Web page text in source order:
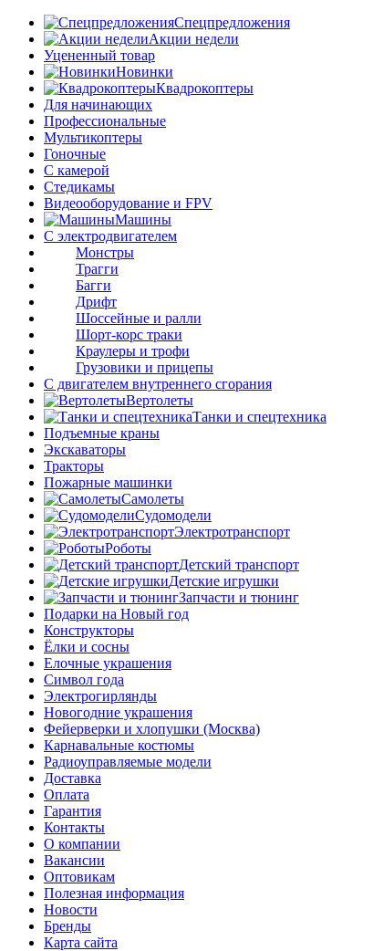
Спецпредложения
Акции недели
Уцененный товар
Новинки
Квадрокоптеры
Для начинающих
Профессиональные
Мультикоптеры
Гоночные
C камерой
Стедикамы
Видеооборудование и FPV
Машины
С электродвигателем
Монстры
Трагги
Багги
Дрифт
Шоссейные и ралли
Шорт-корс траки
Краулеры и трофи
Грузовики и прицепы
С двигателем внутреннего сгорания
Вертолеты
Танки и спецтехника
Подъемные краны
Экскаваторы
Тракторы
Пожарные машинки
Самолеты
Судомодели
Электротранспорт
Роботы
Детский транспорт
Детские игрушки
Запчасти и тюнинг
Подарки на Новый год
Конструкторы
Ёлки и сосны
Елочные украшения
Символ года
Электрогирлянды
Новогодние украшения
Фейерверки и хлопушки (Москва)
Карнавальные костюмы
Радиоуправляемые модели
Доставка
Оплата
Гарантия
Контакты
О компании
Вакансии
Оптовикам
Полезная информация
Новости
Бренды
Карта сайта